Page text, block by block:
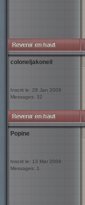
coloneljakoneil
Inscrit le: 28 Jan 2009
Messages: 32
Popine
Inscrit le: 13 Mar 2009
Messages: 1